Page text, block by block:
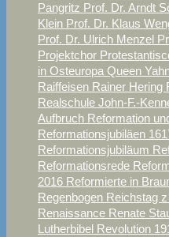
Pangritz Prof. Dr. Arndt
Klein Prof. Dr. Klaus
Prof. Dr. Ulrich Menzel
Projektchor
in Osteuropa Queen
Raiffeisen Rainer Hering
Realschule John-F.-
Aufbruch Reformation
Reformationsjubiläen
Reformationsjubiläum
Reformationsrede
2016 Reformierte in
Regenbogen Reichstag
Renaissance Renate
Lutherbibel Revolution